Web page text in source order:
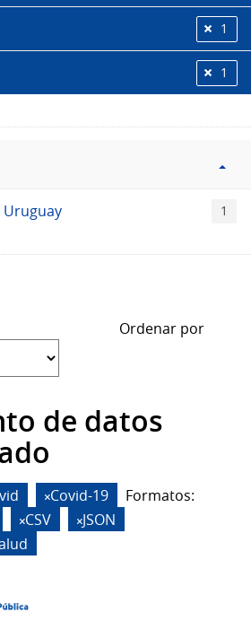
1
1
Uruguay 1
Ordenar por
de datos
Covid-19
Formatos:
CSV
JSON